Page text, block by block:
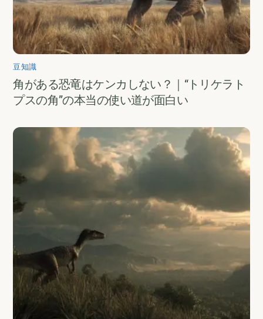
豆知識
角がある恐竜はケンカしない？｜“トリケラト
プスの角”の本当の使い道が面白い